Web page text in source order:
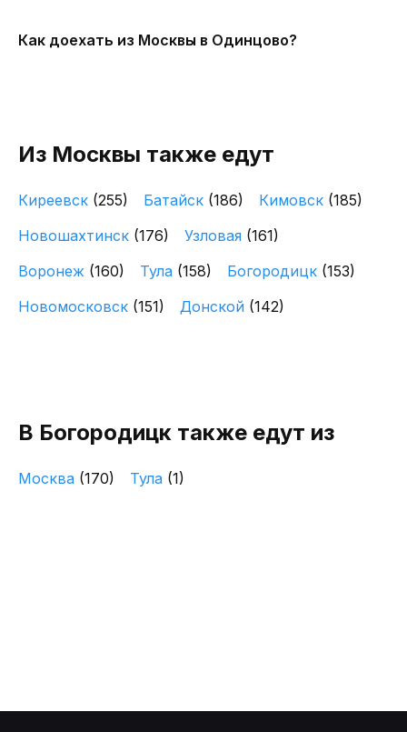
Как доехать из Москвы в Одинцово?
Из Москвы также едут
Киреевск (255) Батайск (186) Кимовск (185)
Новошахтинск (176) Узловая (161)
Воронеж (160) Тула (158) Богородицк (153)
Новомосковск (151) Донской (142)
В Богородицк также едут из
Москва (170) Тула (1)